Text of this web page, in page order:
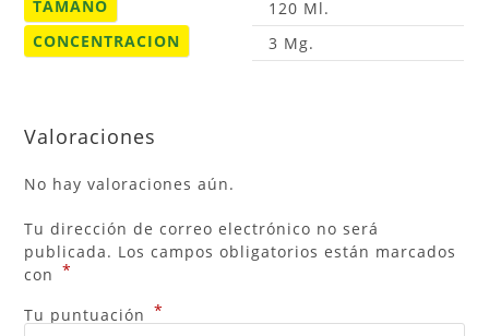
TAMAÑO
120 Ml.
CONCENTRACION
3 Mg.
Valoraciones
No hay valoraciones aún.
Tu dirección de correo electrónico no será
publicada. Los campos obligatorios están marcados
con *
Tu puntuación *